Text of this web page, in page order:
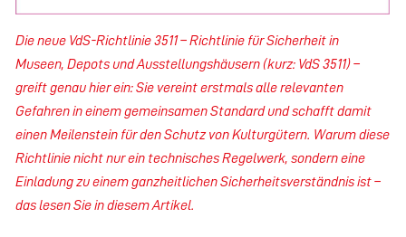
Die neue VdS-Richtlinie 3511 – Richtlinie für Sicherheit in
Museen, Depots und Ausstellungshäusern (kurz: VdS 3511) –
greift genau hier ein: Sie vereint erstmals alle relevanten
Gefahren in einem gemeinsamen Standard und schafft damit
einen Meilenstein für den Schutz von Kulturgütern. Warum diese
Richtlinie nicht nur ein technisches Regelwerk, sondern eine
Einladung zu einem ganzheitlichen Sicherheitsverständnis ist –
das lesen Sie in diesem Artikel.